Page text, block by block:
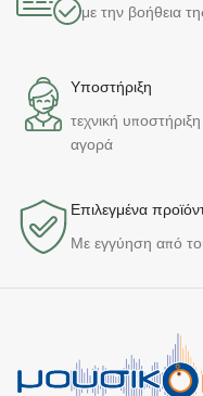
με την βοήθεια
Υποστήριξη
τεχνική
αγορά
Επιλεγμένα
Με εγγύηση από